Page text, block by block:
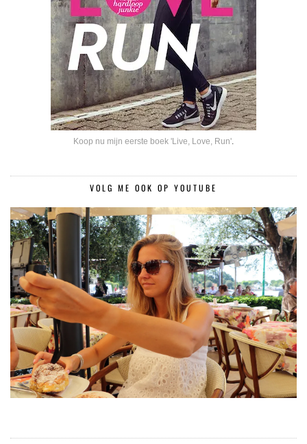
Koop nu mijn eerste boek 'Live, Love, Run'
VOLG ME OOK OP YOUTUBE